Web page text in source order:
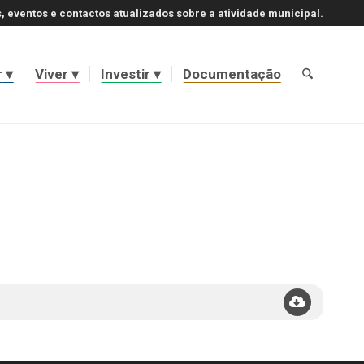
eventos e contactos atualizados sobre a atividade municipal.
Viver Investir Documentação